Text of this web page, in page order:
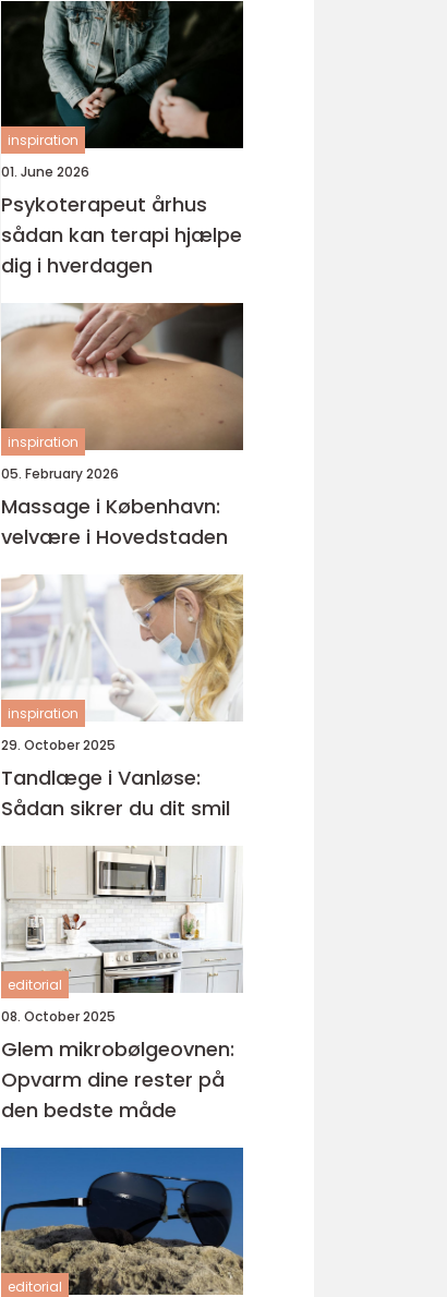
inspiration
01. June 2026
Psykoterapeut århus
sådan kan terapi hjælpe
dig i hverdagen
inspiration
05. February 2026
Massage i København:
velvære i Hovedstaden
inspiration
29. October 2025
Tandlæge i Vanløse:
Sådan sikrer du dit smil
editorial
08. October 2025
Glem mikrobølgeovnen:
Opvarm dine rester på
den bedste måde
editorial